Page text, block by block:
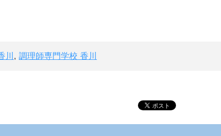
川 , 調理師専門学校 香川